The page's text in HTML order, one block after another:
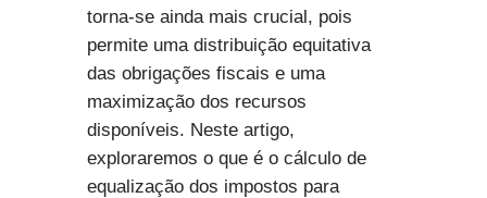
torna-se ainda mais crucial, pois
permite uma distribuição equitativa
das obrigações fiscais e uma
maximização dos recursos
disponíveis. Neste artigo,
exploraremos o que é o cálculo de
equalização dos impostos para